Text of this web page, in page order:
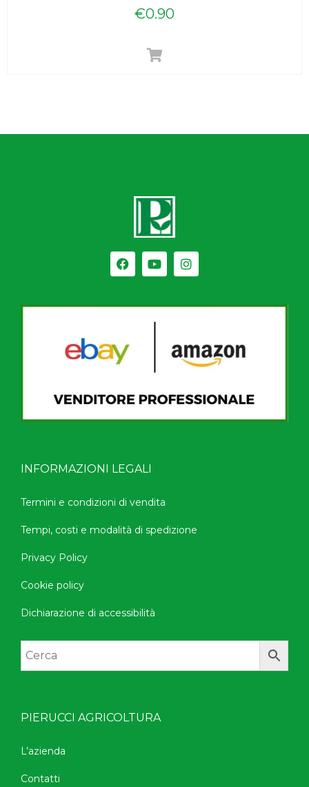
€0.90
INFORMAZIONI LEGALI
Termini e condizioni di vendita
Tempi, costi e modalità di spedizione
Privacy Policy
Cookie policy
Dichiarazione di accessibilità
PIERUCCI AGRICOLTURA
L’azienda
Contatti